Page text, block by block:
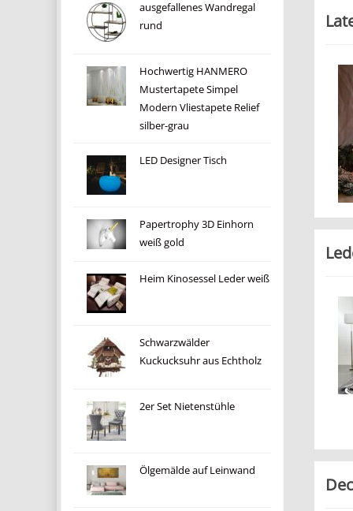
ausgefallenes Wandregal
rund
Hochwertig HANMERO
Mustertapete Simpel
Modern Vliestapete Relief
silber-grau
LED Designer Tisch
Papertrophy 3D Einhorn
weiß gold
Heim Kinosessel Leder weiß
Schwarzwälder
Kuckucksuhr aus Echtholz
2er Set Nietenstühle
Ölgemälde auf Leinwand